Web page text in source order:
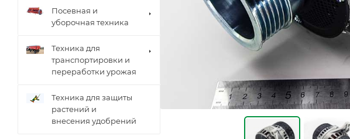
Посевная и
уборочная техника
Техника для
транспортировки и
переработки урожая
Техника для защиты
растений и
внесения удобрений